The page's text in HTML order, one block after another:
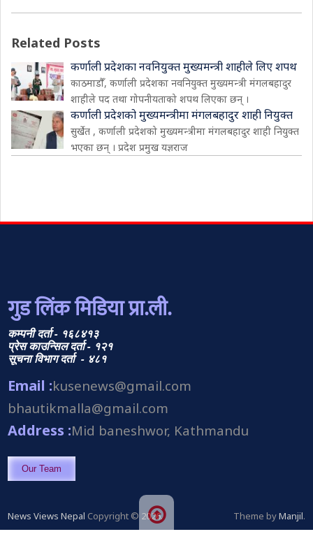
Related Posts
कर्णाली प्रदेशका नवनियुक्त मुख्यमन्त्री शाहीले लिए शपथ
काठमाडौँ, कर्णाली प्रदेशका नवनियुक्त मुख्यमन्त्री मंगलबहादुर
शाहीले पद तथा गोपनीयताको शपथ लिएका छन् ।
कर्णाली प्रदेशको मुख्यमन्त्रीमा मंगलबहादुर शाही नियुक्त
सुर्खेत , कर्णाली प्रदेशको मुख्यमन्त्रीमा मंगलबहादुर शाही नियुक्त
भएका छन् । प्रदेश प्रमुख यज्ञराज
गुड लिंक मिडिया प्रा.ली.
कम्पनी दर्ता - १६८४१३
प्रेस काउन्सिल दर्ता - १२१
सूचना विभाग दर्ता - ४८१
Email :kusenews@gmail.com
bhautikmalla@gmail.com
Address :Mid baneshwor, Kathmandu
Our Team
News Views Nepal Copyright © 2026. Theme byManjil.